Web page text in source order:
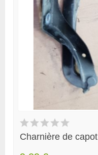
Charnière de